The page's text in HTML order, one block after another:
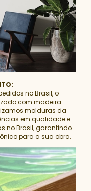
no Brasil, o
com madeira
molduras da
em qualidade e
no Brasil, garantindo
para a sua obra.